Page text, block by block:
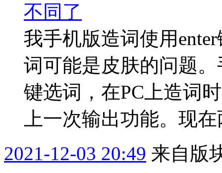
不同了
我手机版造词使用
词可能是皮肤的问题
键选词，在PC上造词
上一次输出功能。现
2021-12-03 20:49 来自版